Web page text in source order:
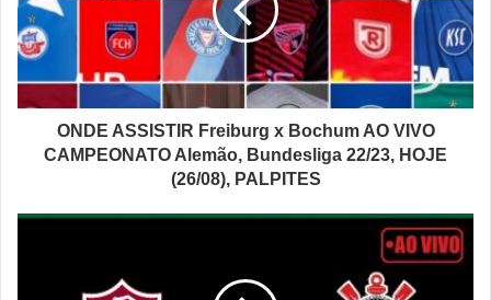
ONDE ASSISTIR Freiburg x Bochum AO VIVO
CAMPEONATO Alemão, Bundesliga 22/23, HOJE
(26/08), PALPITES